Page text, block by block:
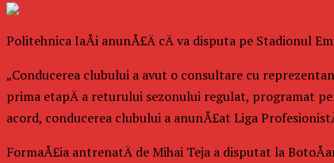
Politehnica IaÅi anunÅ£Ä cÄ va disputa pe Stadionul
„Conducerea clubului a avut o consultare cu
prima etapÄ a returului sezonului regulat, programat
acord, conducerea clubului a anunÅ£at Liga
FormaÅ£ia antrenatÄ de Mihai Teja a disputat la